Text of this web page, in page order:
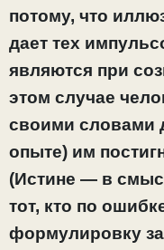
потому, что
дает тех
являются при
этом случае
своими словами
опыте) им
(Истине — в
тот, кто по
формулировку